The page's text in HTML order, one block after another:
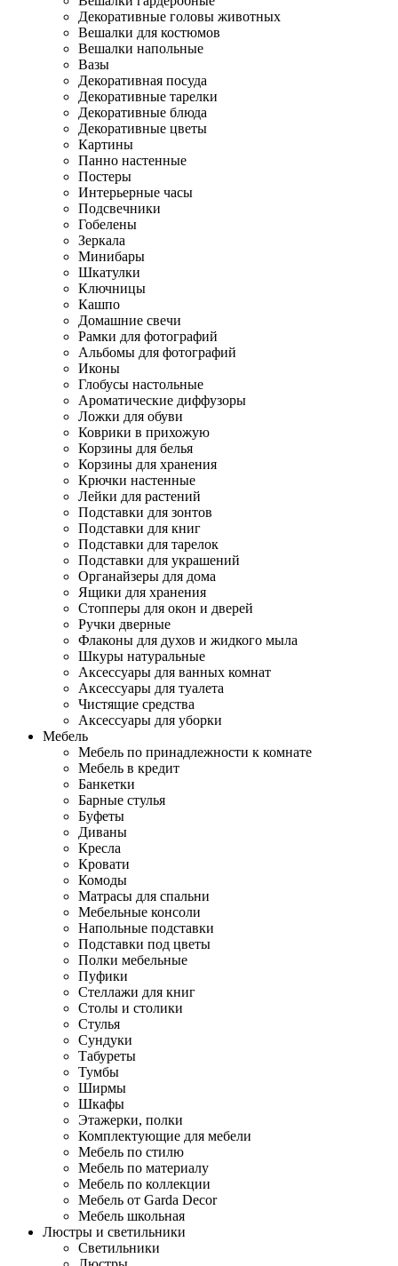
Декоративные головы животных
Вешалки для костюмов
Вешалки напольные
Вазы
Декоративная посуда
Декоративные тарелки
Декоративные блюда
Декоративные цветы
Картины
Панно настенные
Постеры
Интерьерные часы
Подсвечники
Гобелены
Зеркала
Минибары
Шкатулки
Ключницы
Кашпо
Домашние свечи
Рамки для фотографий
Альбомы для фотографий
Иконы
Глобусы настольные
Ароматические диффузоры
Ложки для обуви
Коврики в прихожую
Корзины для белья
Корзины для хранения
Крючки настенные
Лейки для растений
Подставки для зонтов
Подставки для книг
Подставки для тарелок
Подставки для украшений
Органайзеры для дома
Ящики для хранения
Стопперы для окон и дверей
Ручки дверные
Флаконы для духов и жидкого мыла
Шкуры натуральные
Аксессуары для ванных комнат
Аксессуары для туалета
Чистящие средства
Аксессуары для уборки
Мебель
Мебель по принадлежности к комнате
Мебель в кредит
Банкетки
Барные стулья
Буфеты
Диваны
Кресла
Кровати
Комоды
Матрасы для спальни
Мебельные консоли
Напольные подставки
Подставки под цветы
Полки мебельные
Пуфики
Стеллажи для книг
Столы и столики
Стулья
Сундуки
Табуреты
Тумбы
Ширмы
Шкафы
Этажерки, полки
Комплектующие для мебели
Мебель по стилю
Мебель по материалу
Мебель по коллекции
Мебель от Garda Decor
Мебель школьная
Люстры и светильники
Светильники